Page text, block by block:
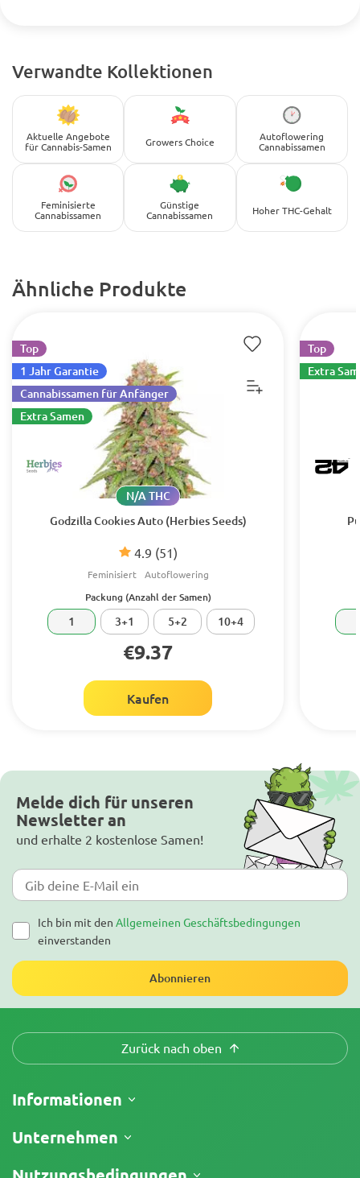
Verwandte Kollektionen
Aktuelle Angebote
für Cannabis-Samen
Growers Choice
Autoflowering
Cannabissamen
Feminisierte
Cannabissamen
Günstige
Cannabissamen
Hoher THC-Gehalt
Ähnliche Produkte
Godzilla Cookies Auto (Herbies Seeds)
4.9 (51)
N/A THC
Feminisiert Autoflowering
Top
1 Jahr Garantie
Cannabissamen für Anfänger
Extra Samen
Packung (Anzahl der Samen)
1 3+1 5+2 10+4
€9.37
Kaufen
Top
Extra
Melde dich für unseren
Newsletter an
und erhalte 2 kostenlose Samen!
Ich bin mit den Allgemeinen Geschäftsbedingungen
einverstanden
Abonnieren
Zurück nach oben
Informationen
Versand
Unternehmen
Über uns